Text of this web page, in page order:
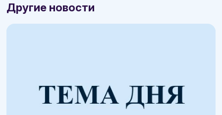
Другие новости